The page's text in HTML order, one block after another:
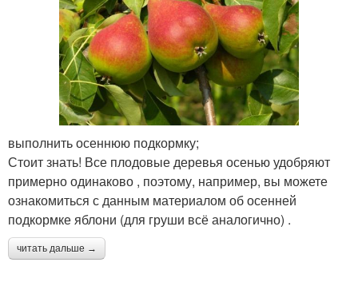
выполнить осеннюю подкормку;
Стоит знать! Все плодовые деревья осенью удобряют
примерно одинаково , поэтому, например, вы можете
ознакомиться с данным материалом об осенней
подкормке яблони (для груши всё аналогично) .
читать дальше →